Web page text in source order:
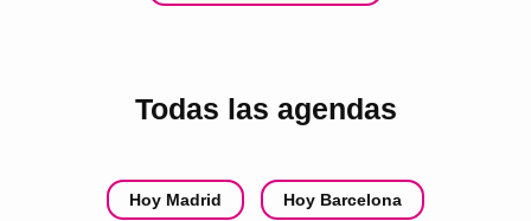
Todas las agendas
Hoy Madrid Hoy Barcelona